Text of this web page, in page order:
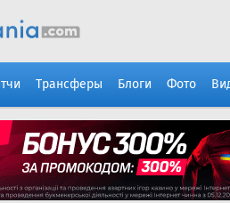
Трансферы Блоги Фото